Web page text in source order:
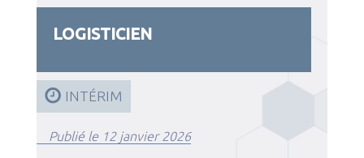
LOGISTICIEN
INTÉRIM
Publié le 12 janvier 2026